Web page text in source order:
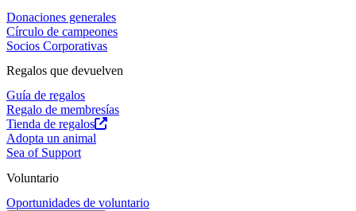
Donaciones generales
Círculo de campeones
Socios Corporativas
Regalos que devuelven
Guía de regalos
Regalo de membresías
Tienda de regalos
Adopta un animal
Sea of Support
Voluntario
Oportunidades de voluntario